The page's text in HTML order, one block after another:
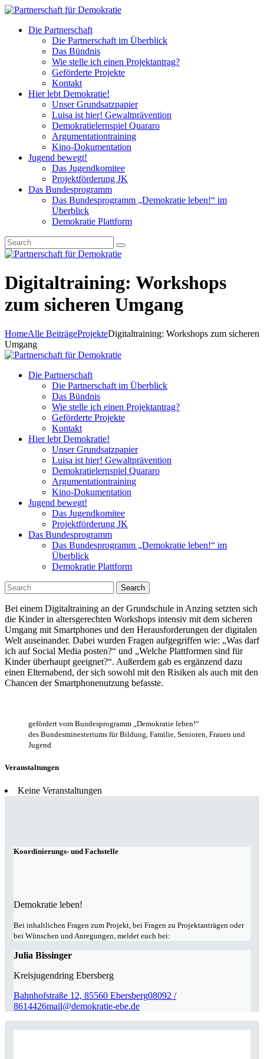
Die Partnerschaft
Die Partnerschaft im Überblick
Das Bündnis
Wie stelle ich einen Projektantrag?
Geförderte Projekte
Kontakt
Hier lebt Demokratie!
Unser Grundsatzpapier
Luisa ist hier! Gewaltprävention
Demokratielernspiel Quararo
Argumentationtraining
Kino-Dokumentation
Jugend bewegt!
Das Jugendkomitee
Projektförderung JK
Das Bundesprogramm
Das Bundesprogramm „Demokratie leben!“ im
Überblick
Demokratie Plattform
Digitaltraining: Workshops
zum sicheren Umgang
HomeAlle BeiträgeProjekteDigitaltraining: Workshops zum sicheren
Umgang
Die Partnerschaft
Die Partnerschaft im Überblick
Das Bündnis
Wie stelle ich einen Projektantrag?
Geförderte Projekte
Kontakt
Hier lebt Demokratie!
Unser Grundsatzpapier
Luisa ist hier! Gewaltprävention
Demokratielernspiel Quararo
Argumentationtraining
Kino-Dokumentation
Jugend bewegt!
Das Jugendkomitee
Projektförderung JK
Das Bundesprogramm
Das Bundesprogramm „Demokratie leben!“ im
Überblick
Demokratie Plattform
Search
Bei einem Digitaltraining an der Grundschule in Anzing setzten sich
die Kinder in altersgerechten Workshops intensiv mit dem sicheren
Umgang mit Smartphones und den Herausforderungen der digitalen
Welt auseinander. Dabei wurden Fragen aufgegriffen wie: „Was darf
ich auf Social Media posten?“ und „Welche Plattformen sind für
Kinder überhaupt geeignet?“. Außerdem gab es ergänzend dazu
einen Elternabend, der sich sowohl mit den Risiken als auch mit den
Chancen der Smartphonenutzung befasste.
gefördert vom Bundesprogramm „Demokratie leben!“
des Bundesminesteriums für Bildung, Familie, Senioren, Frauen und
Jugend
Veranstaltungen
Keine Veranstaltungen
Koordinierungs- und Fachstelle
Demokratie leben!
Bei inhaltlichen Fragen zum Projekt, bei Fragen zu Projektanträgen oder
bei Wünschen und Anregungen, meldet euch bei:
Julia Bissinger
Kreisjugendring Ebersberg
Bahnhofstraße 12, 85560 Ebersberg08092 /
8614426mail@demokratie-ebe.de